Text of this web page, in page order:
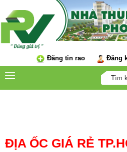
Đăng tin rao Đăng
ĐỊA ỐC GIÁ RẺ